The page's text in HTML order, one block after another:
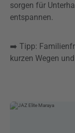
sorgen für
entspannen.
➡️ Tipp:
kurzen Wegen